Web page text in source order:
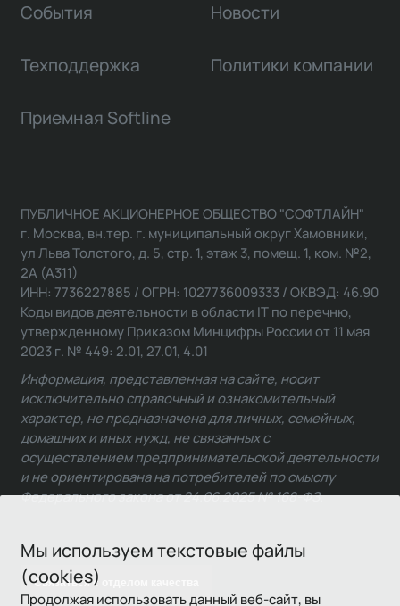
Мы используем текстовые файлы
(cookies)
Продолжая использовать данный веб-сайт, вы
События Новости
Техподдержка Политики компании
Приемная Softline
Связаться с отделом качества
ПУБЛИЧНОЕ АКЦИОНЕРНОЕ ОБЩЕСТВО "СОФТЛАЙН"
г. Москва, вн.тер. г. муниципальный округ Хамовники,
ул Льва Толстого, д. 5, стр. 1, этаж 3, помещ. 1, ком. №2,
2А (А311)
ИНН: 7736227885 / ОГРН: 1027736009333 / ОКВЭД: 46.90
Коды видов деятельности в области IT по перечню,
утвержденному Приказом Минцифры России от 11 мая
2023 г. № 449: 2.01, 27.01, 4.01
Информация, представленная на сайте, носит
исключительно справочный и ознакомительный
характер, не предназначена для личных, семейных,
домашних и иных нужд, не связанных с
осуществлением предпринимательской деятельности
и не ориентирована на потребителей по смыслу
Федерального закона от 24.06.2025 № 168-ФЗ.